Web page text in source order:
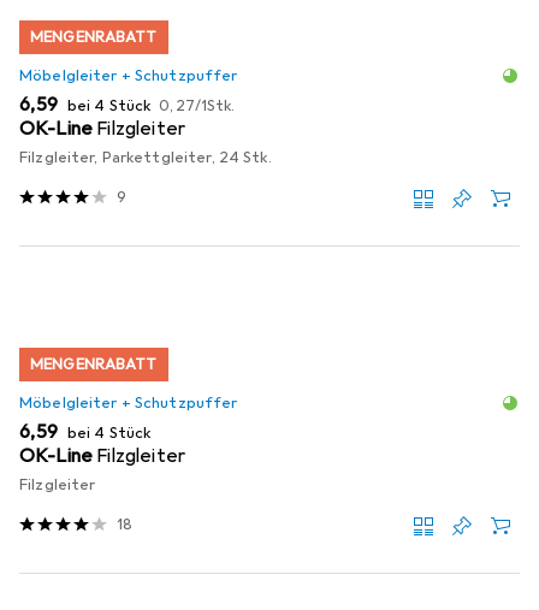
MENGENRABATT
Möbelgleiter + Schutzpuffer
EUR
6,59 bei 4 Stück EUR
0,27/1Stk.
OK-Line Filzgleiter
Filzgleiter, Parkettgleiter, 24 Stk.
9
MENGENRABATT
Möbelgleiter + Schutzpuffer
EUR
6,59 bei 4 Stück
OK-Line Filzgleiter
Filzgleiter
18